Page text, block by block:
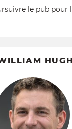
le pub pour